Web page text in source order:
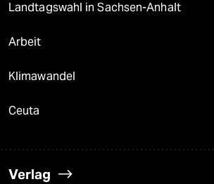
Landtagswahl in Sachsen-Anhalt
Arbeit
Klimawandel
Ceuta
Verlag